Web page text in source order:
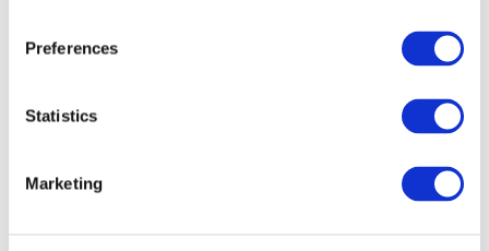
Preferences
Statistics
Marketing
Concerts